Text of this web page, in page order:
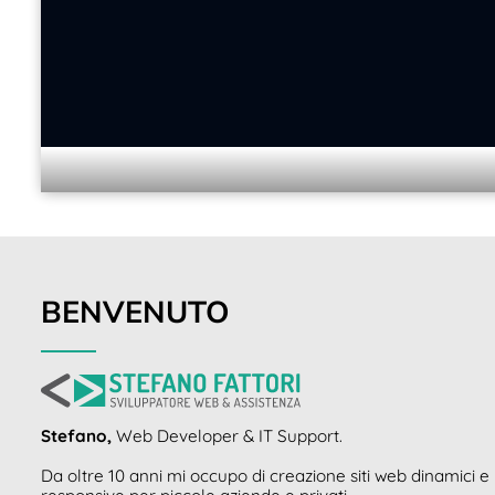
BENVENUTO
Stefano, Web Developer & IT Support.
Da oltre 10 anni mi occupo di creazione siti web dinamici e